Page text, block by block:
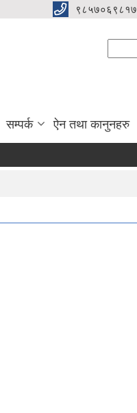
९८५७०६९८१७
सम्पर्क ऐन तथा कानुनहरु